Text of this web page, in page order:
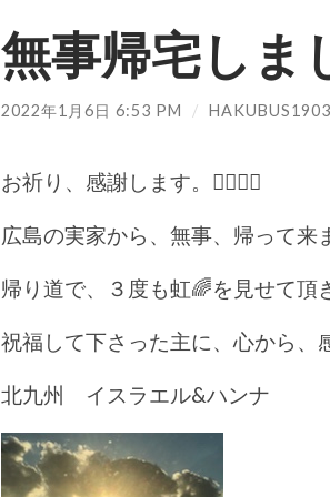
無事帰宅しま
2022年1月6日 6:53 PM / HAKUBUS1903
お祈り、感謝します。🙇‍♂️🙇‍♀️
広島の実家から、無事、帰って来
帰り道で、３度も虹🌈を見せて頂
祝福して下さった主に、心から、
北九州 イスラエル&ハンナ